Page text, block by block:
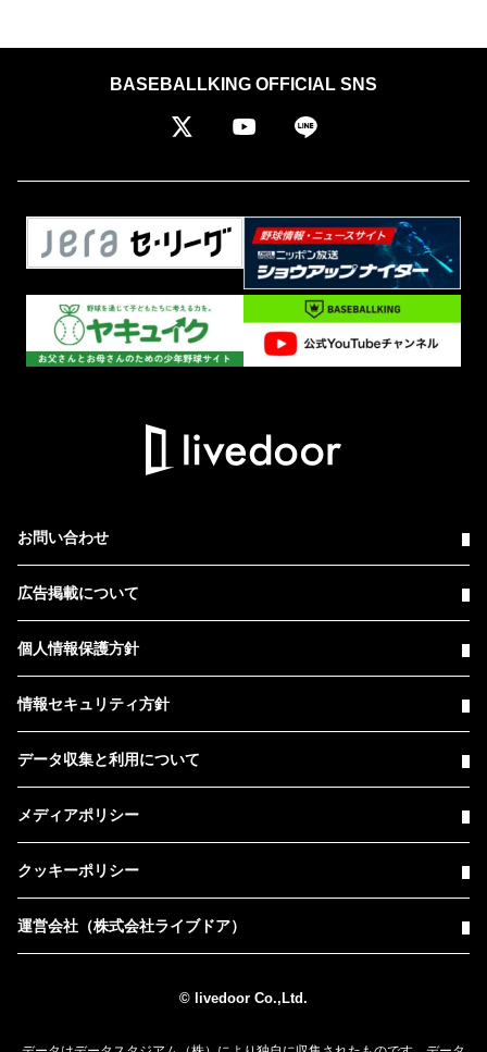
BASEBALLKING OFFICIAL SNS
お問い合わせ
広告掲載について
個人情報保護方針
情報セキュリティ方針
データ収集と利用について
メディアポリシー
クッキーポリシー
運営会社（株式会社ライブドア）
© livedoor Co.,Ltd.